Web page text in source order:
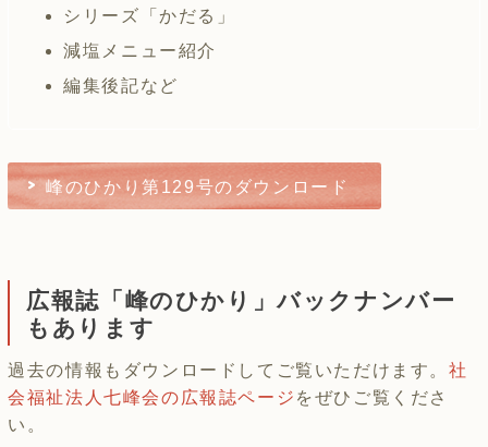
シリーズ「かだる」
減塩メニュー紹介
編集後記など
峰のひかり第129号のダウンロード
広報誌「峰のひかり」バックナンバー
もあります
過去の情報もダウンロードしてご覧いただけます。 社
会福祉法人七峰会の広報誌ページ をぜひご覧くださ
い。